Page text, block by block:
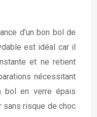
d’un bon bol de
est idéal car il
et ne retient
nécessitant
bol en verre épais
sans risque de choc